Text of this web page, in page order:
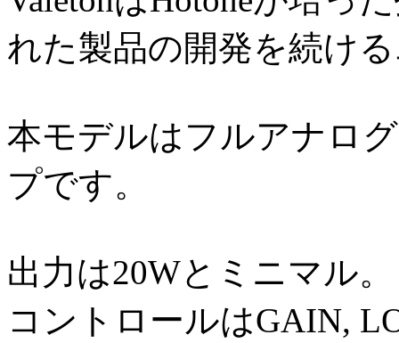
れた製品の開発を続け
本モデルはフルアナロ
プです。
出力は20Wとミニマル。
コントロールはGAIN,